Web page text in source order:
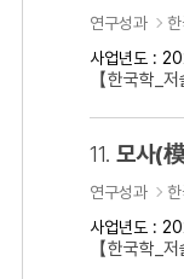
연구성과
사업년도 :
【한국학_
11. 모사(
연구성과
사업년도 :
【한국학_